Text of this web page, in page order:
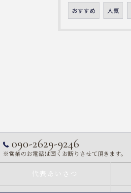
おすすめ 人気
090-2629-9246
※営業のお電話は固くお断りさせて頂きます。
代表あいさつ